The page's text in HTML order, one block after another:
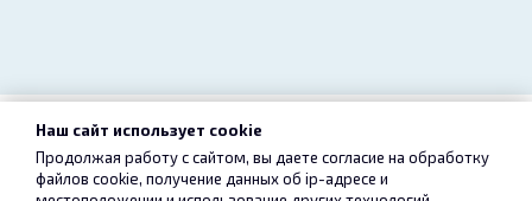
2026 freelance.boutique
Пользовательское соглашение Конфиденциальность
Наш сайт использует cookie
Продолжая работу с сайтом, вы даете согласие на обработку
файлов cookie, получение данных об ip-адресе и